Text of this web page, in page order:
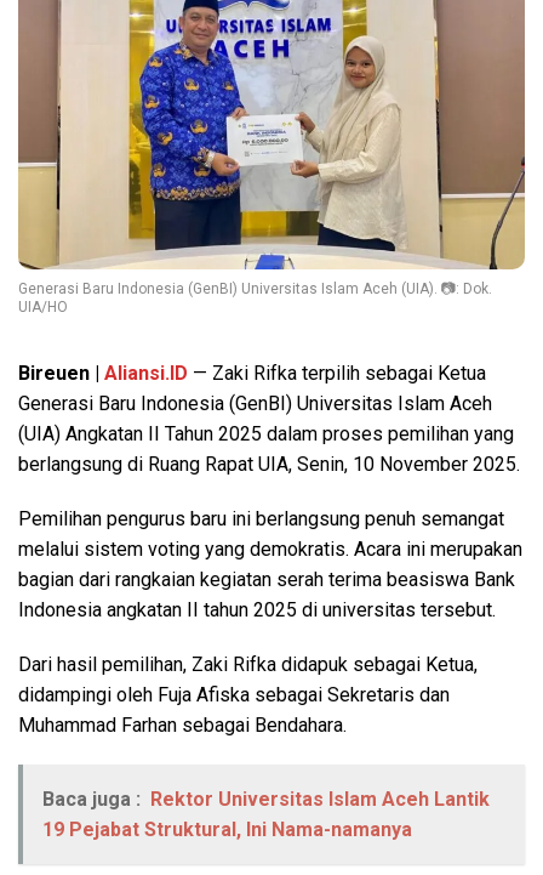
Generasi Baru Indonesia (GenBI) Universitas Islam Aceh (UIA). 📷: Dok.
UIA/HO
Bireuen | Aliansi.ID — Zaki Rifka terpilih sebagai Ketua
Generasi Baru Indonesia (GenBI) Universitas Islam Aceh
(UIA) Angkatan II Tahun 2025 dalam proses pemilihan yang
berlangsung di Ruang Rapat UIA, Senin, 10 November 2025.
Pemilihan pengurus baru ini berlangsung penuh semangat
melalui sistem voting yang demokratis. Acara ini merupakan
bagian dari rangkaian kegiatan serah terima beasiswa Bank
Indonesia angkatan II tahun 2025 di universitas tersebut.
Dari hasil pemilihan, Zaki Rifka didapuk sebagai Ketua,
didampingi oleh Fuja Afiska sebagai Sekretaris dan
Muhammad Farhan sebagai Bendahara.
Baca juga :
Rektor Universitas Islam Aceh Lantik
19 Pejabat Struktural, Ini Nama-namanya